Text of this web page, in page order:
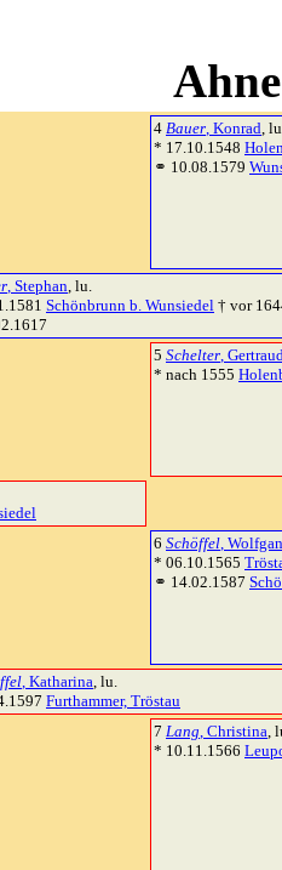
4 Bauer, Konrad,
* 17.10.1548
⚭ 10.08.1579
, Stephan, lu.
Schönbrunn b. Wunsiedel † vor
5 Schelter,
* nach 1555
6 Schöffel,
* 06.10.1565
⚭ 14.02.1587
, Katharina, lu.
Furthammer, Tröstau
7 Lang, Christina,
* 10.11.1566